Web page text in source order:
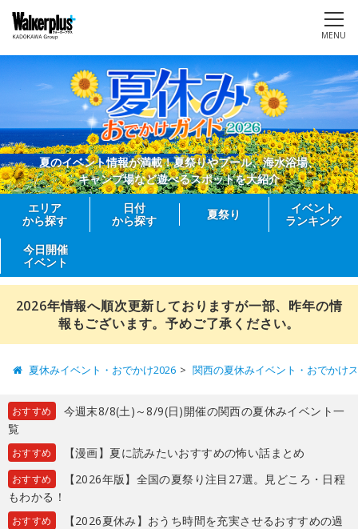
MENU
夏のイベント情報が満載！夏祭りやプール、海水浴場、
キャンプ場など遊べるスポットを大紹介
エリア
から探す
日付
から探す
夏祭り
イベント
ランキング
今日開催
イベント
2026年情報へ順次更新しておりますが一部、昨年の情
報もございます。予めご了承ください。
夏休みイベント・おでかけ2026 関西の夏休みイベント・おでかけ
おすすめ
今週末8/8(土)～8/9(日)開催の関西の夏休みイベント一
覧
おすすめ 【漫画】夏に読みたいおすすめの怖い話まとめ
おすすめ
【2026年版】全国の夏祭り注目27選。見どころ・日程
もわかる！
おすすめ
【2026夏休み】おうち時間を充実させるおすすめの過